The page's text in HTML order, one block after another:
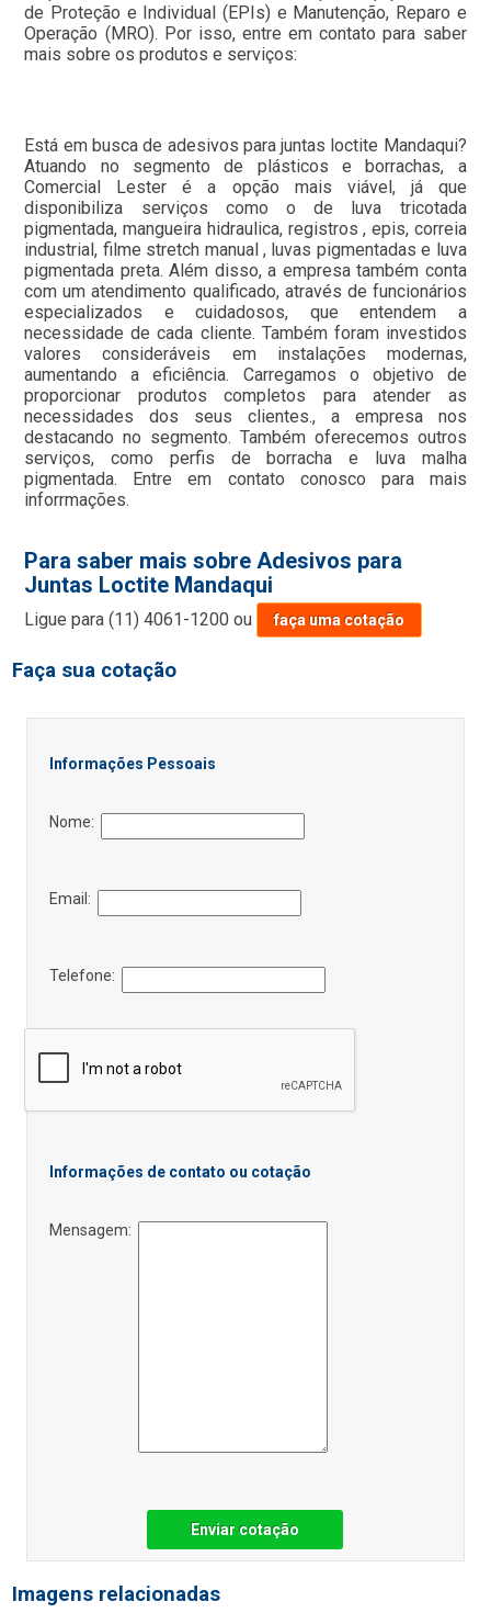
de Proteção e Individual (EPIs) e Manutenção, Reparo e
Operação (MRO). Por isso, entre em contato para saber
mais sobre os produtos e serviços:
Está em busca de adesivos para juntas loctite Mandaqui?
Atuando no segmento de plásticos e borrachas, a
Comercial Lester é a opção mais viável, já que
disponibiliza serviços como o de luva tricotada
pigmentada, mangueira hidraulica, registros , epis, correia
industrial, filme stretch manual , luvas pigmentadas e luva
pigmentada preta. Além disso, a empresa também conta
com um atendimento qualificado, através de funcionários
especializados e cuidadosos, que entendem a
necessidade de cada cliente. Também foram investidos
valores consideráveis em instalações modernas,
aumentando a eficiência. Carregamos o objetivo de
proporcionar produtos completos para atender as
necessidades dos seus clientes., a empresa nos
destacando no segmento. Também oferecemos outros
serviços, como perfis de borracha e luva malha
pigmentada. Entre em contato conosco para mais
inforrmações.
Para saber mais sobre Adesivos para
Juntas Loctite Mandaqui
Ligue para(11) 4061-1200 ou faça uma cotação
Faça sua cotação
Informações Pessoais
Nome:
Email:
Telefone:
Informações de contato ou cotação
Mensagem:
Enviar cotação
Imagens relacionadas